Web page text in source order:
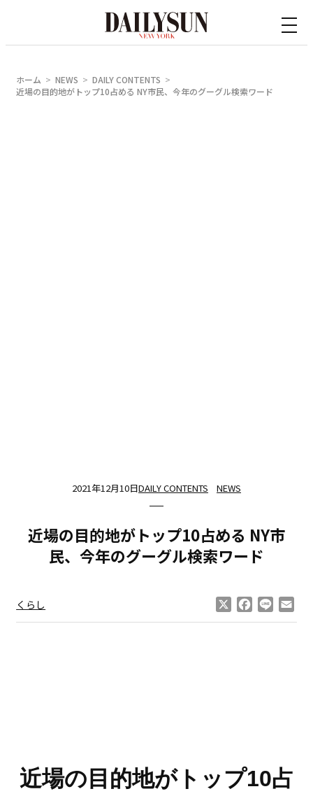
ホーム NEWS
DAILY CONTENTS
近場の目的地がトップ10占める NY市民、今年のグーグル検索ワード
2021年12月10日DAILY CONTENTS NEWS
近場の目的地がトップ10占める NY市
民、今年のグーグル検索ワード
くらし Facebook
Line
近場の目的地がトップ10占